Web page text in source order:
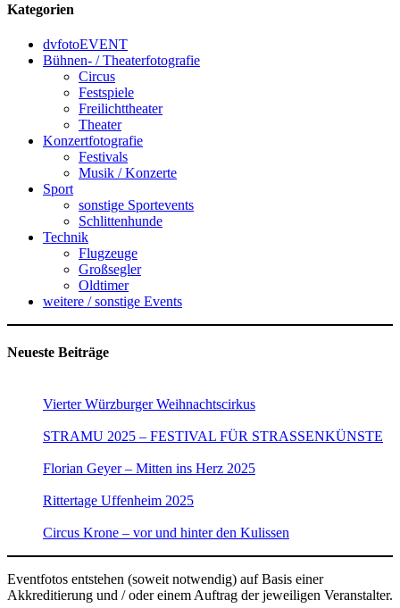
Kategorien
dvfotoEVENT
Bühnen- / Theaterfotografie
Circus
Festspiele
Freilichttheater
Theater
Konzertfotografie
Festivals
Musik / Konzerte
Sport
sonstige Sportevents
Schlittenhunde
Technik
Flugzeuge
Großsegler
Oldtimer
weitere / sonstige Events
Neueste Beiträge
Vierter Würzburger Weihnachtscirkus
STRAMU 2025 – FESTIVAL FÜR STRASSENKÜNSTE
Florian Geyer – Mitten ins Herz 2025
Rittertage Uffenheim 2025
Circus Krone – vor und hinter den Kulissen
Eventfotos entstehen (soweit notwendig) auf Basis einer
Akkreditierung und / oder einem Auftrag der jeweiligen Veranstalter.